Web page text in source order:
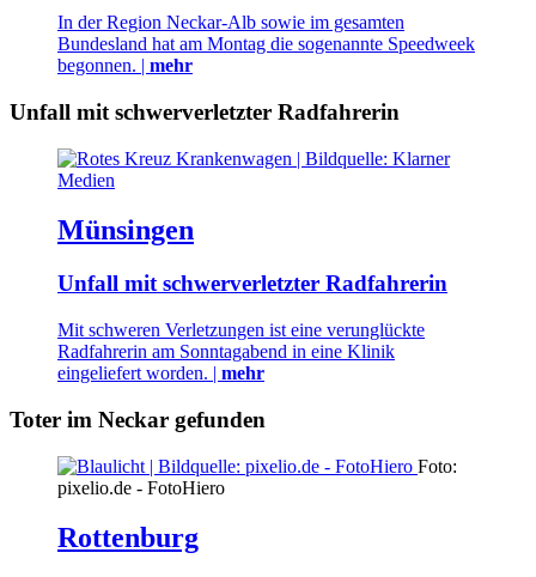
In der Region Neckar-Alb sowie im gesamten
Bundesland hat am Montag die sogenannte Speedweek
begonnen. | mehr
Unfall mit schwerverletzter Radfahrerin
Münsingen
Unfall mit schwerverletzter Radfahrerin
Mit schweren Verletzungen ist eine verunglückte
Radfahrerin am Sonntagabend in eine Klinik
eingeliefert worden. | mehr
Toter im Neckar gefunden
Foto:
pixelio.de - FotoHiero
Rottenburg